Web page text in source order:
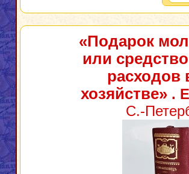
«Подарок
или
хозяйстве» .
С.-